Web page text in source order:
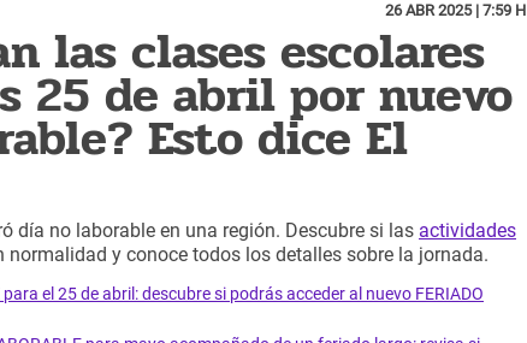
26 ABR 2025 | 7:59 H
las clases escolares
25 de abril por nuevo
Esto dice El
día no laborable en una región. Descubre si las actividades
normalidad y conoce todos los detalles sobre la jornada.
el 25 de abril: descubre si podrás acceder al nuevo FERIADO